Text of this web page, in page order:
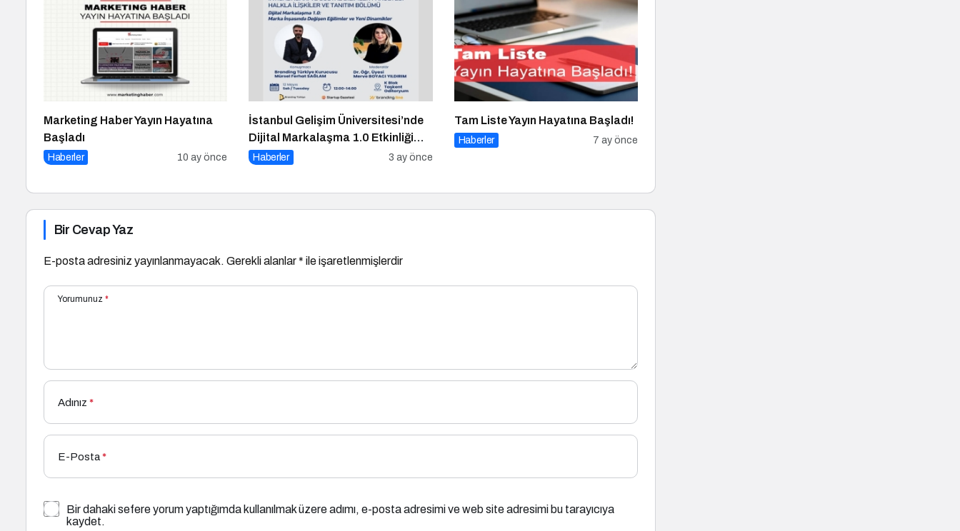
Marketing Haber Yayın Hayatına
Başladı
Haberler 10 ay önce
İstanbul Gelişim Üniversitesi’nde
Dijital Markalaşma 1.0 Etkinliği
Düzenlenecek
Haberler 3 ay önce
Tam Liste Yayın Hayatına Başladı!
Haberler 7 ay önce
Bir Cevap Yaz
E-posta adresiniz yayınlanmayacak. Gerekli alanlar* ile işaretlenmişlerdir
Yorumunuz *
Adınız *
E-Posta*
Bir dahaki sefere yorum yaptığımda kullanılmak üzere adımı, e-posta adresimi ve web site adresimi bu tarayıcıya
kaydet.